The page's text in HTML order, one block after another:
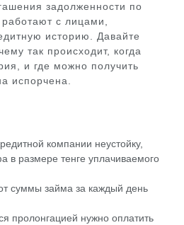
задолженности по
с лицами,
историю. Давайте
так происходит, когда
и где можно получить
испорчена.
компании неустойку,
в размере тенге уплачиваемого
суммы займа за каждый день
пролонгацией нужно оплатить